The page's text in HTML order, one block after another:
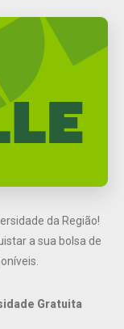
da Região!
a sua bolsa de
Gratuita